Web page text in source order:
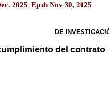
2025 Epub Nov 30, 2025
DE
del contrato